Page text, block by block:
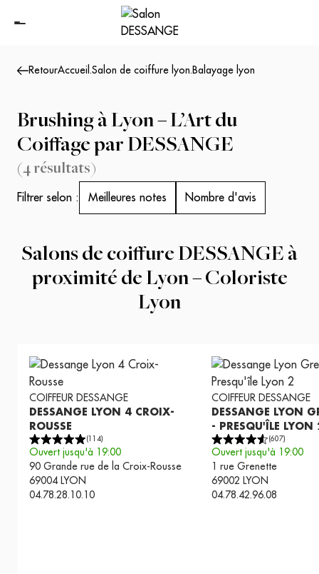
RetourAccueil .Salon de coiffure lyon. Balayage lyon
Brushing à Lyon – L’Art du
Coiffage par DESSANGE
(4 résultats)
Filtrer selon : Meilleures notes Nombre d'avis
Salons de coiffure DESSANGE à
proximité de Lyon – Coloriste
Lyon
COIFFEUR DESSANGE
DESSANGE LYON 4 CROIX-
ROUSSE
( 114)
Ouvert jusqu'à 19:00
90 Grande rue de la Croix-Rousse
69004 LYON
04.78.28.10.10
COIFFEUR DESSANGE
DESSANGE LYON
- PRESQU'ÎLE LYON
(607)
Ouvert jusqu'à 19:00
1 rue Grenette
69002 LYON
04.78.42.96.08